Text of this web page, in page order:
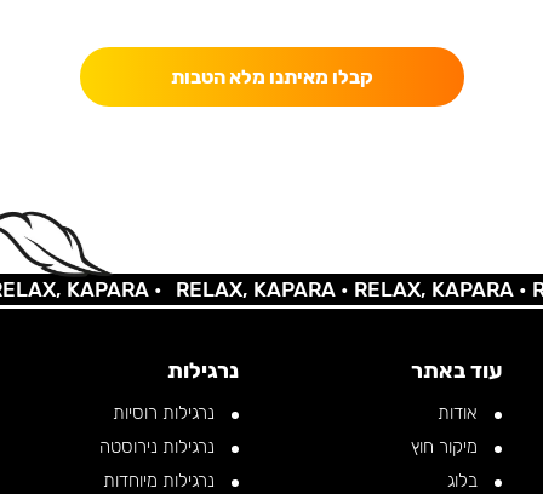
קבלו מאיתנו מלא הטבות
KAPARA • RELAX, KAPARA •RELAX, KAPARA •
עוד באתר
אודות
מיקור חוץ
בלוג
נרגילות
נרגילות רוסיות
נרגילות נירוסטה
נרגילות מיוחדות